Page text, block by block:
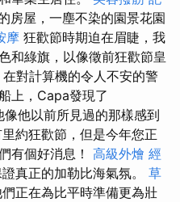
房屋，一塵不染的園景花園
摩 狂歡節時期迫在眉睫，我
和綠旗，以像徵前狂歡節皇
在對計算機的令人不安的警
上，Capa發現了
他以前所見過的那樣感到
約狂歡節，但是今年您正
有個好消息！ 高級外燴 經
真正的加勒比海氣氛。 草
正在為比平時準備更為壯